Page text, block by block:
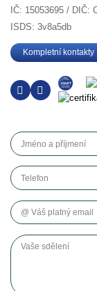
IČ: 15053695 / DIČ:
ISDS: 3v8a5db
Kompletní kontakty
Jméno a příjmení
Telefon
Váš platný email
Vaše sdělení